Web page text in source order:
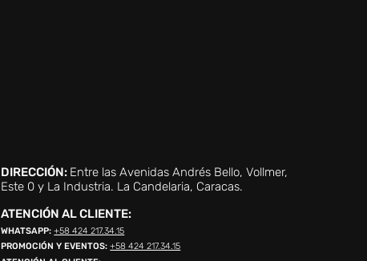
DIRECCIÓN: Entre las Avenidas Andrés Bello, Vollmer,
Este 0 y La Industria. La Candelaria, Caracas.
ATENCIÓN AL CLIENTE:
WHATSAPP:+58 424 217.34.15
PROMOCIÓN Y EVENTOS:+58 424 217.34.15